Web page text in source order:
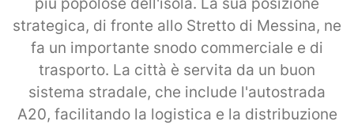
più popolose dell'isola. La sua posizione
strategica, di fronte allo Stretto di Messina, ne
fa un importante snodo commerciale e di
trasporto. La città è servita da un buon
sistema stradale, che include l'autostrada
A20, facilitando la logistica e la distribuzione